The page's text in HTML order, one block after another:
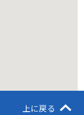
上に戻る